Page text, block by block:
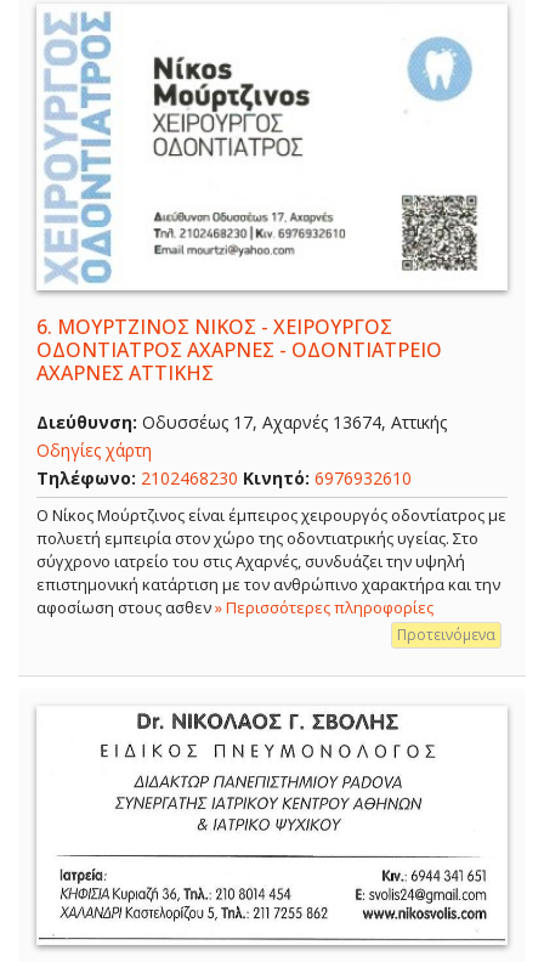
6. ΜΟΥΡΤΖΙΝΟΣ ΝΙΚΟΣ - ΧΕΙΡΟΥΡΓΟΣ
ΟΔΟΝΤΙΑΤΡΟΣ ΑΧΑΡΝΕΣ - ΟΔΟΝΤΙΑΤΡΕΙΟ
ΑΧΑΡΝΕΣ ΑΤΤΙΚΗΣ
Διεύθυνση: Οδυσσέως 17, Αχαρνές 13674, Αττικής
Οδηγίες χάρτη
Τηλέφωνο: 2102468230 Κινητό: 6976932610
Ο Νίκος Μούρτζινος είναι έμπειρος χειρουργός οδοντίατρος με
πολυετή εμπειρία στον χώρο της οδοντιατρικής υγείας. Στο
σύγχρονο ιατρείο του στις Αχαρνές, συνδυάζει την υψηλή
επιστημονική κατάρτιση με τον ανθρώπινο χαρακτήρα και την
αφοσίωση στους ασθεν» Περισσότερες πληροφορίες
Προτεινόμενα